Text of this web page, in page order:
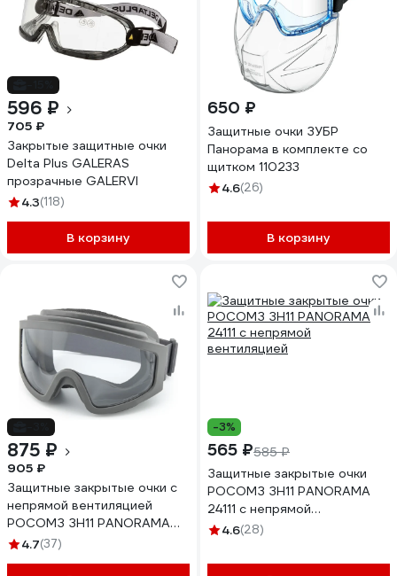
596 ₽
705 ₽
Закрытые защитные очки
Delta Plus GALERAS
прозрачные GALERVI
4.3(118)
В корзину
650 ₽
Защитные очки ЗУБР
Панорама в комплекте со
щитком 110233
4.6(26)
В корзину
875 ₽
905 ₽
Защитные закрытые очки с
непрямой вентиляцией
РОСОМЗ ЗН11 PANORAMA
StrongGlassтм PC 24137
4.7(37)
-3%
565 ₽585 ₽
Защитные закрытые очки
РОСОМЗ ЗН11 PANORAMA
24111 с непрямой
вентиляцией
4.6(28)